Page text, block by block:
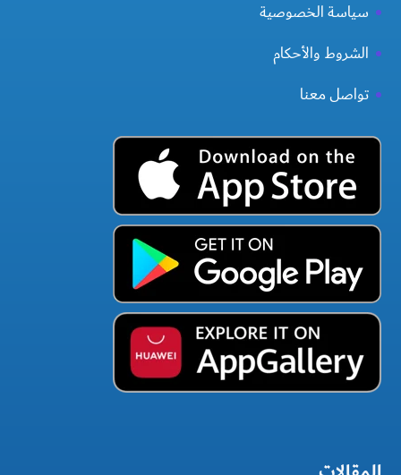
سياسة الخصوصية
الشروط والأحكام
تواصل معنا